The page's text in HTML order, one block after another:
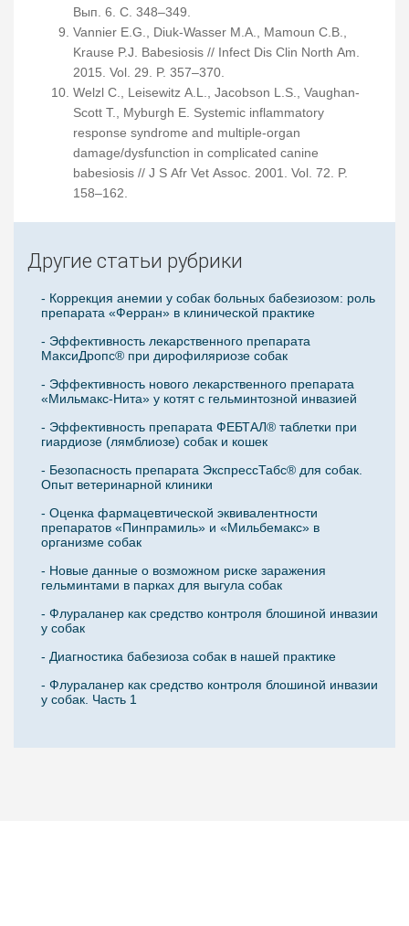
Вып. 6. С. 348–349.
Vannier E.G., Diuk-Wasser M.A., Mamoun C.B.,
Krause P.J. Babesiosis // Infect Dis Clin North Am.
2015. Vol. 29. P. 357–370.
Welzl C., Leisewitz A.L., Jacobson L.S., Vaughan-
Scott T., Myburgh E. Systemic inflammatory
response syndrome and multiple-organ
damage/dysfunction in complicated canine
babesiosis // J S Afr Vet Assoc. 2001. Vol. 72. P.
158–162.
Другие статьи рубрики
- Коррекция анемии у собак больных бабезиозом: роль
препарата «Ферран» в клинической практике
- Эффективность лекарственного препарата
МаксиДропс® при дирофиляриозе собак
- Эффективность нового лекарственного препарата
«Мильмакс-Нита» у котят с гельминтозной инвазией
- Эффективность препарата ФЕБТАЛ® таблетки при
гиардиозе (лямблиозе) собак и кошек
- Безопасность препарата ЭкспрессТабс® для собак.
Опыт ветеринарной клиники
- Оценка фармацевтической эквивалентности
препаратов «Пинпрамиль» и «Мильбемакс» в
организме собак
- Новые данные о возможном риске заражения
гельминтами в парках для выгула собак
- Флураланер как средство контроля блошиной инвазии
у собак
- Диагностика бабезиоза собак в нашей практике
- Флураланер как средство контроля блошиной инвазии
у собак. Часть 1